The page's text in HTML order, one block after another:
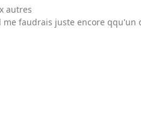
autres
faudrais juste encore